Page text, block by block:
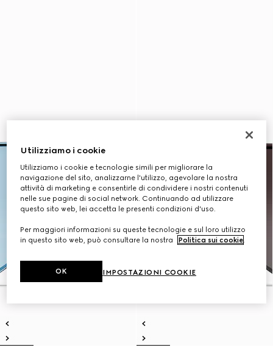
Utilizziamo i cookie
Utilizziamo i cookie e tecnologie simili per migliorare la
navigazione del sito, analizzarne l'utilizzo, agevolare la nostra
attività di marketing e consentirle di condividere i nostri contenuti
nelle sue pagine di social network. Continuando ad utilizzare
questo sito web, lei accetta le presenti condizioni d'uso.
Per maggiori informazioni su queste tecnologie e sul loro utilizzo
in questo sito web, può consultare la nostra
Politica sui cookie.
IMPOSTAZIONI COOKIE
OK